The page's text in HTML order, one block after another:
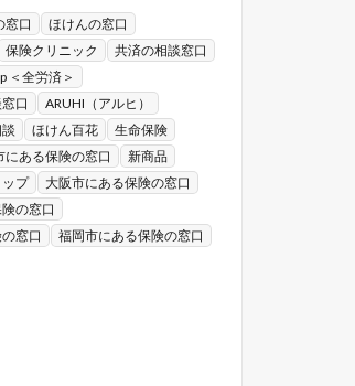
窓口
ほけんの窓口
保険クリニック
共済の相談窓口
＜全労済＞
口
ARUHI（アルヒ）
ほけん百花
生命保険
にある保険の窓口
新商品
プ
大阪市にある保険の窓口
の窓口
窓口
福岡市にある保険の窓口